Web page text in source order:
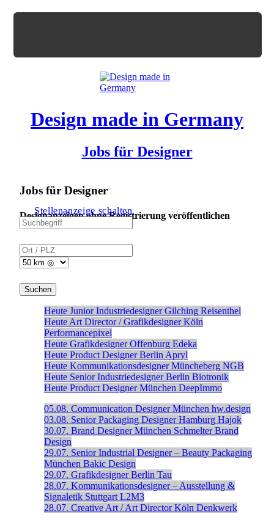
Design made in Germany
Jobs für Designer
Jobs für Designer
Designanzeigen ohne Registrierung veröffentlichen
Stellenanzeige schalten
Heute Junior Industriedesigner Gilching Reisenthel
Heute Art Director / Grafikdesigner Köln
Performancepixel
Heute Grafikdesigner Offenburg Edeka
Heute Product Designer Berlin Apryl
Heute Kommunikationsdesigner Müncheberg NGB
Heute Senior Industriedesigner Berlin Biotronik
Heute Product Designer München DeepImmo
05.08. Communication Designer München hw.design
03.08. Senior Packaging Designer Hamburg Hajok
30.07. Brand Designer München Schmelter Brand
Design
29.07. Senior Industrial Designer – Beauty Packaging
München Bakic Design
29.07. Grafikdesigner Berlin Tau
28.07. Kommunikationsdesigner – Ausstellung &
Signaletik Stuttgart L2M3
28.07. Creative Art / Art Director Köln Denkwerk